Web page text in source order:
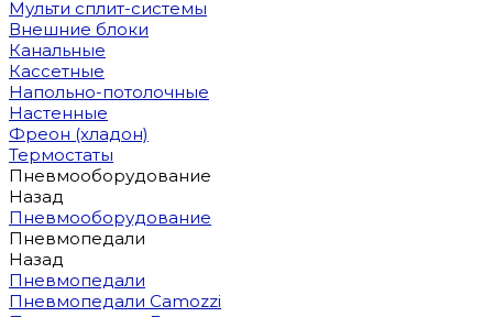
Мульти сплит-системы
Внешние блоки
Канальные
Кассетные
Напольно-потолочные
Настенные
Фреон (хладон)
Термостаты
Пневмооборудование
Назад
Пневмооборудование
Пневмопедали
Назад
Пневмопедали
Пневмопедали Camozzi